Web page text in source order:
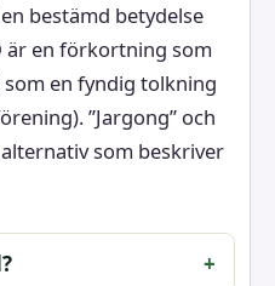
bestämd betydelse
är en förkortning som
en fyndig tolkning
”Jargong” och
som beskriver